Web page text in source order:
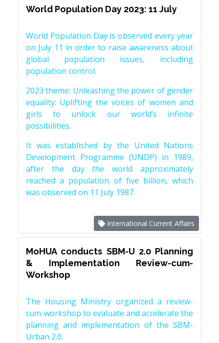
World Population Day 2023: 11 July
World Population Day is observed every year
on July 11 in order to raise awareness about
global population issues, including
population control.
2023 theme: Unleashing the power of gender
equality: Uplifting the voices of women and
girls to unlock our world’s infinite
possibilities.
It was established by the United Nations
Development Programme (UNDP) in 1989,
after the day the world approximately
reached a population of five billion, which
was observed on 11 July 1987.
International Current Affairs
MoHUA conducts SBM-U 2.0 Planning
& Implementation Review-cum-
Workshop
The Housing Ministry organized a review-
cum-workshop to evaluate and accelerate the
planning and implementation of the SBM-
Urban 2.0.